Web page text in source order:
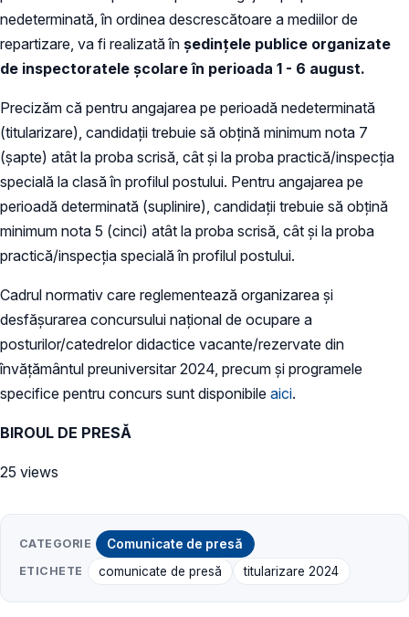
nedeterminată, în ordinea descrescătoare a mediilor de
repartizare, va fi realizată în ședințele publice organizate
de inspectoratele şcolare în perioada 1 - 6 august.
Precizăm că pentru angajarea pe perioadă nedeterminată
(titularizare), candidaţii trebuie să obţină minimum nota 7
(şapte) atât la proba scrisă, cât şi la proba practică/inspecţia
specială la clasă în profilul postului. Pentru angajarea pe
perioadă determinată (suplinire), candidaţii trebuie să obţină
minimum nota 5 (cinci) atât la proba scrisă, cât şi la proba
practică/inspecţia specială în profilul postului.
Cadrul normativ care reglementează organizarea şi
desfăşurarea concursului naţional de ocupare a
posturilor/catedrelor didactice vacante/rezervate din
învăţământul preuniversitar 2024, precum şi programele
specifice pentru concurs sunt disponibile aici.
BIROUL DE PRESĂ
25 views
CATEGORIE Comunicate de presă
ETICHETE comunicate de presă titularizare 2024